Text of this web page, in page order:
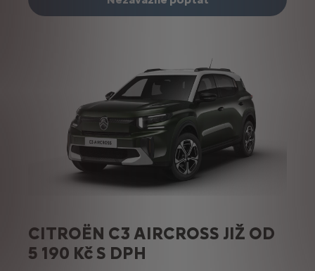
CITROËN C3 AIRCROSS JIŽ OD
5 190 Kč S DPH